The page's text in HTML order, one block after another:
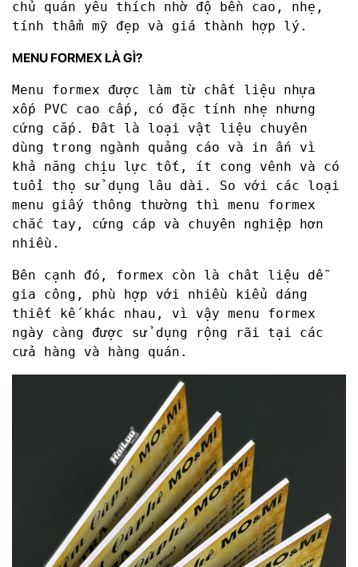
chủ quán yêu thích nhờ độ bền cao, nhẹ,
tính thẩm mỹ đẹp và giá thành hợp lý.
MENU FORMEX LÀ GÌ?
Menu formex được làm từ chất liệu nhựa
xốp PVC cao cấp, có đặc tính nhẹ nhưng
cứng cắp. Đât là loại vật liệu chuyên
dùng trong ngành quảng cáo và in ấn vì
khả năng chịu lực tốt, ít cong vênh và có
tuổi thọ sử dụng lâu dài. So với các loại
menu giấy thông thường thì menu formex
chắc tay, cứng cáp và chuyên nghiệp hơn
nhiều.
Bên cạnh đó, formex còn là chât liệu dễ
gia công, phù hợp với nhiều kiểu dáng
thiết kế khác nhau, vì vậy menu formex
ngày càng được sử dụng rộng rãi tại các
cửa hàng và hàng quán.